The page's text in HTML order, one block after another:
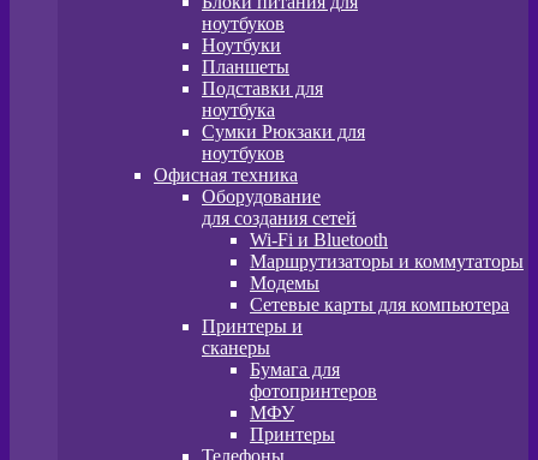
ноутбуков
Ноутбуки
Планшеты
Подставки для
ноутбука
Сумки Рюкзаки для
ноутбуков
Офисная техника
Оборудование
для создания сетей
Wi-Fi и Bluetooth
Маршрутизаторы и коммутаторы
Модемы
Сетевые карты для компьютера
Принтеры и
сканеры
Бумага для
фотопринтеров
МФУ
Принтеры
Телефоны